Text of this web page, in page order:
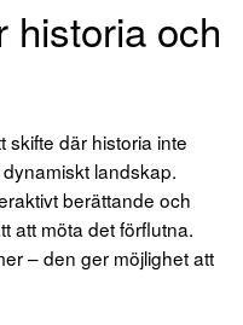
historia och
skifte där historia inte
landskap.
berättande och
att möta det förflutna.
– den ger möjlighet att